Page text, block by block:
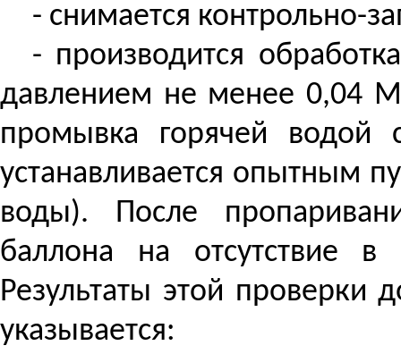
- снимается контрольно-
- производится
давлением не менее 0,04
промывка горячей
устанавливается опытным
воды). После
баллона на отсутствие
Результаты этой
указывается: